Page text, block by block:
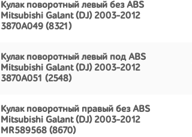
Кулак поворотный левый без ABS
Mitsubishi Galant (DJ) 2003-2012
3870A049 (8321)
Кулак поворотный левый под ABS
Mitsubishi Galant (DJ) 2003-2012
3870A051 (2548)
Кулак поворотный правый без ABS
Mitsubishi Galant (DJ) 2003-2012
MR589568 (8670)